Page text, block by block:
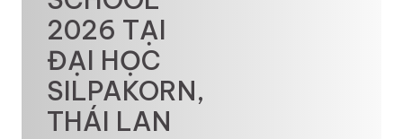
2026 TẠI
ĐẠI HỌC
SILPAKORN,
THÁI LAN